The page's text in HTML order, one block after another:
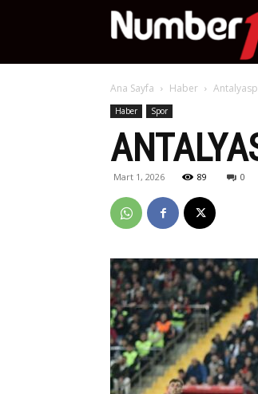
Ana Sayfa Haber
Haber Spor
Mart 1, 2026 89 0